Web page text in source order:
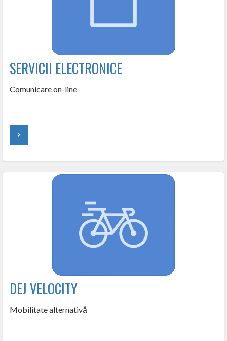
SERVICII ELECTRONICE
Comunicare on-line
>
DEJ VELOCITY
Mobilitate alternativă